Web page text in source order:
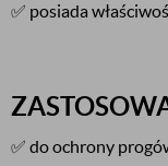
✅ posiada
✅ do ochrony